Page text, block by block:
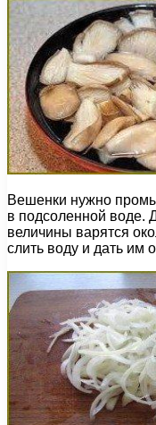
Вешенки нужно
в подсоленной воде.
величины варятся
слить воду и дать им